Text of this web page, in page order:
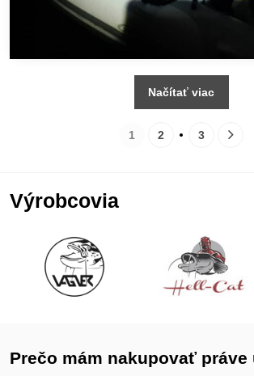
Načítať viac
1 2 3
Výrobcovia
Prečo mám nakupovať práve